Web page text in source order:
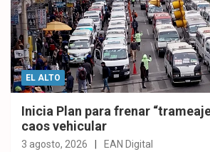
EL ALTO
Inicia Plan para frenar
caos vehicular
3 agosto, 2026 EAN Digital